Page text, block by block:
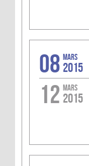
08 MARS
2015
12 MARS
2015